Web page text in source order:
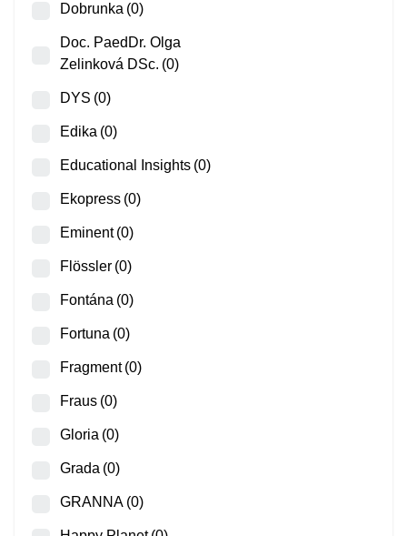
Dobrunka (0)
Doc. PaedDr. Olga
Zelinková DSc. (0)
DYS (0)
Edika (0)
Educational Insights (0)
Ekopress (0)
Eminent (0)
Flössler (0)
Fontána (0)
Fortuna (0)
Fragment (0)
Fraus (0)
Gloria (0)
Grada (0)
GRANNA (0)